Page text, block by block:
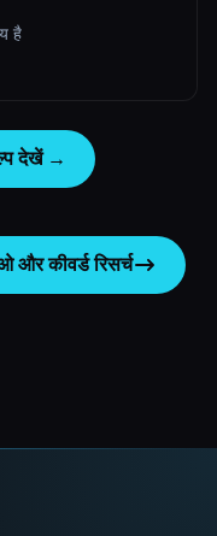
है
देखें →
और कीवर्ड रिसर्च